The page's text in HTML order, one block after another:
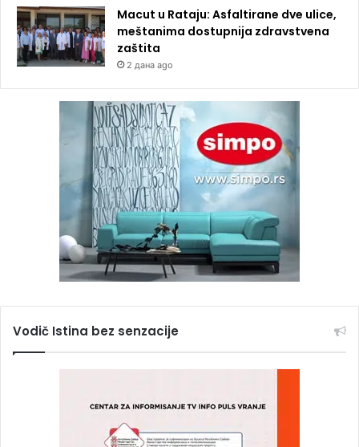
Macut u Rataju: Asfaltirane dve ulice,
meštanima dostupnija zdravstvena
zaštita
2 дана ago
Vodič Istina bez senzacije